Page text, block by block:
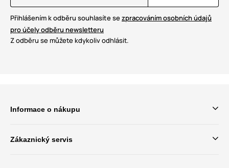
Přihlášením k odběru souhlasíte sezpracováním osobních údajů
pro účely odběru newsletteru
Z odběru se můžete kdykoliv odhlásit.
Informace o nákupu
Zákaznický servis